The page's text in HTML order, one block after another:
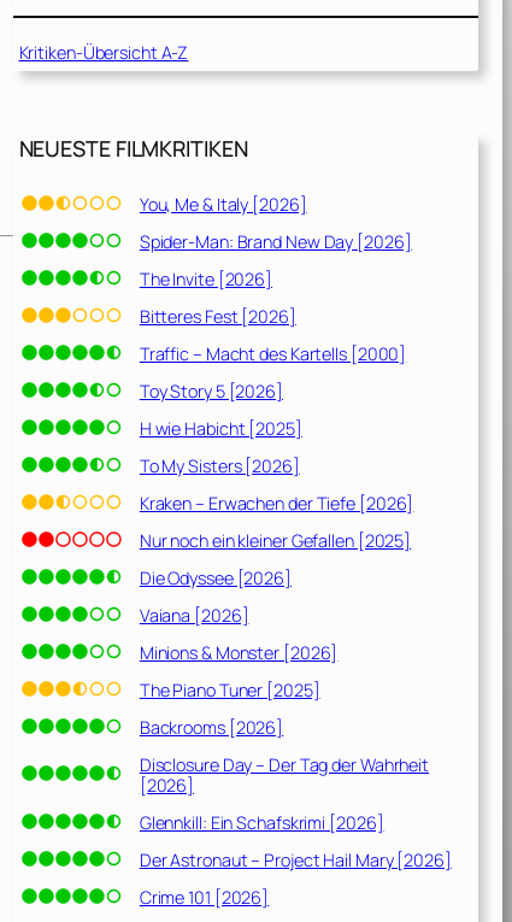
Kritiken-Übersicht A-Z
NEUESTE FILMKRITIKEN
You, Me & Italy [2026]
Spider-Man: Brand New Day [2026]
The Invite [2026]
Bitteres Fest [2026]
Traffic – Macht des Kartells [2000]
Toy Story 5 [2026]
H wie Habicht [2025]
To My Sisters [2026]
Kraken – Erwachen der Tiefe [2026]
Nur noch ein kleiner Gefallen [2025]
Die Odyssee [2026]
Vaiana [2026]
Minions & Monster [2026]
The Piano Tuner [2025]
Backrooms [2026]
Disclosure Day – Der Tag der Wahrheit
[2026]
Glennkill: Ein Schafskrimi [2026]
Der Astronaut – Project Hail Mary [2026]
Crime 101 [2026]